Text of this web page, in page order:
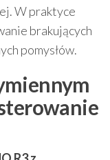
W praktyce
brakujących
pomysłów.